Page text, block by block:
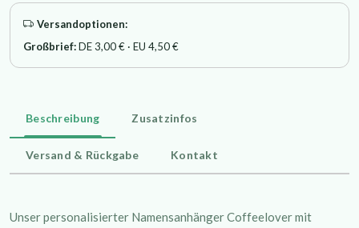
Versandoptionen:
Großbrief:DE 3,00 € · EU 4,50 €
Beschreibung Zusatzinfos
Versand & Rückgabe Kontakt
Unser personalisierter Namensanhänger Coffeelover mit